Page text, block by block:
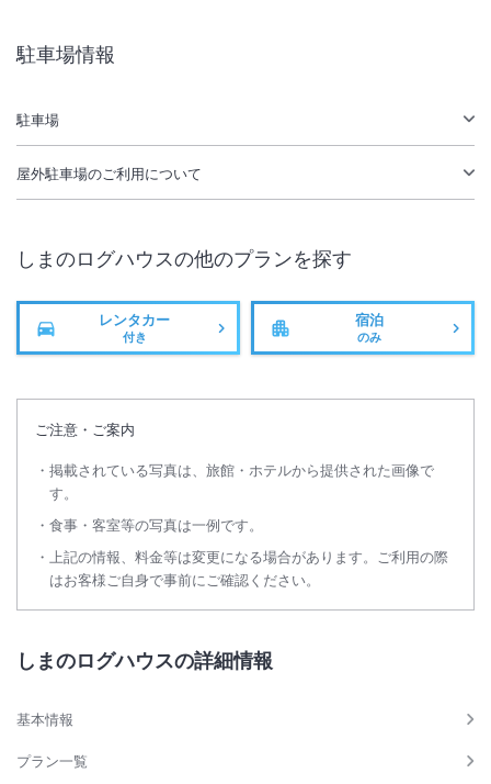
駐車場情報
駐車場
屋外駐車場のご利用について
しまのログハウスの他のプランを探す
レンタカー
付き
宿泊
のみ
ご注意・ご案内
掲載されている写真は、旅館・ホテルから提供された画像で
す。
食事・客室等の写真は一例です。
上記の情報、料金等は変更になる場合があります。ご利用の際
はお客様ご自身で事前にご確認ください。
しまのログハウスの詳細情報
基本情報
プラン一覧